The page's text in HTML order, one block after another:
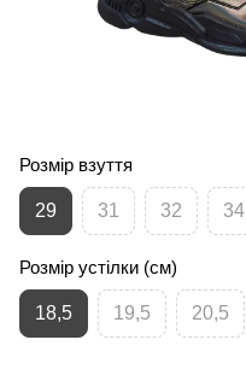
Розмір взуття
29 31 32 34
Розмір устілки (см)
18,5 19,5 20,5